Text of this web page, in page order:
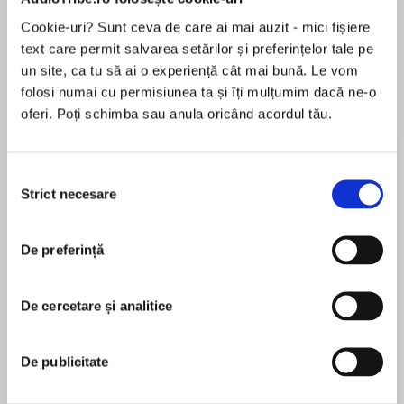
Cookie-uri? Sunt ceva de care ai mai auzit - mici fișiere
text care permit salvarea setărilor și preferințelor tale pe
un site, ca tu să ai o experiență cât mai bună. Le vom
folosi numai cu permisiunea ta și îți mulțumim dacă ne-o
oferi. Poți schimba sau anula oricând acordul tău.
consimțământului
Strict necesare
De preferință
De cercetare și analitice
De publicitate
de...
Dani Francis
la...
Lauren Weisberger
Desprecarte
between the Luck Uglies and the treacherous
Fork-Tongue Charmers comes to Rye
magic, this middle grade fantasy series is an
irresistible cross between Chris Colfer’s Land of
Drank the Moon.
MAI MULT
Paul works as a lawyer and lives in New Hampshire